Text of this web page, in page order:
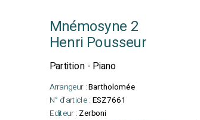
Mnémosyne 2
Henri Pousseur
Partition - Piano
Arrangeur :Bartholomée
N° d'article : ESZ7661
Editeur : Zerboni